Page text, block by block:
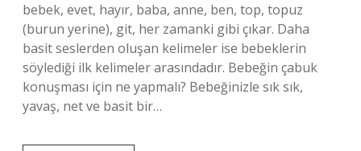
bebek, evet, hayır, baba, anne, ben, top, topuz
(burun yerine), git, her zamanki gibi çıkar. Daha
basit seslerden oluşan kelimeler ise bebeklerin
söylediği ilk kelimeler arasındadır. Bebeğin çabuk
konuşması için ne yapmalı? Bebeğinizle sık sık,
yavaş, net ve basit bir…